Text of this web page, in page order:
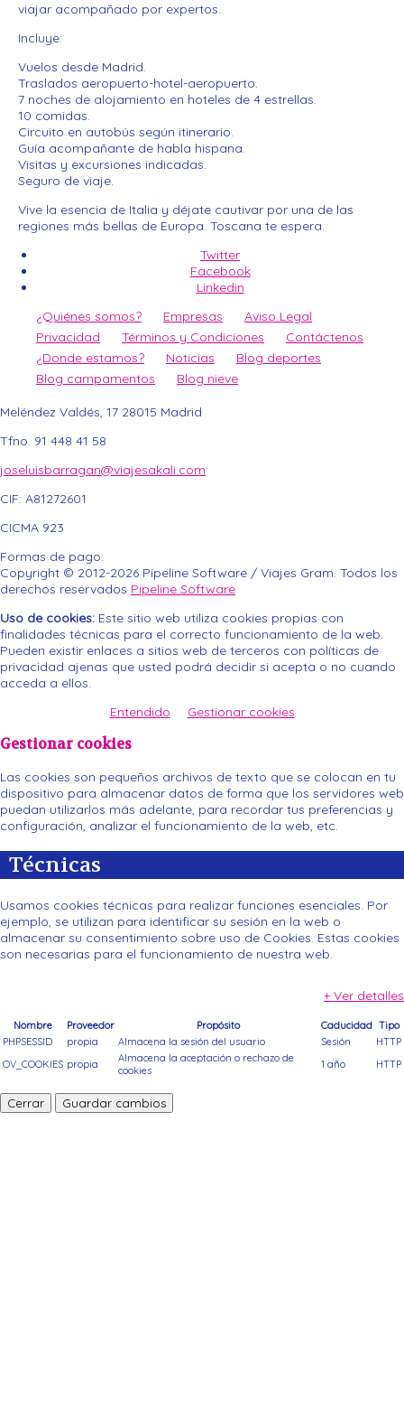
viajar acompañado por expertos.
Incluye:
Vuelos desde Madrid.
Traslados aeropuerto-hotel-aeropuerto.
7 noches de alojamiento en hoteles de 4 estrellas.
10 comidas.
Circuito en autobús según itinerario.
Guía acompañante de habla hispana.
Visitas y excursiones indicadas.
Seguro de viaje.
Vive la esencia de Italia y déjate cautivar por una de las
regiones más bellas de Europa. Toscana te espera.
Twitter
Facebook
Linkedin
¿Quiénes somos?
Empresas
Aviso Legal
Privacidad
Términos y Condiciones
Contáctenos
¿Donde estamos?
Noticias
Blog deportes
Blog campamentos
Blog nieve
Meléndez Valdés, 17 28015 Madrid
Tfno. 91 448 41 58
joseluisbarragan@viajesakali.com
CIF: A81272601
CICMA 923
Formas de pago:
Copyright © 2012-2026 Pipeline Software / Viajes Gram. Todos los
derechos reservados Pipeline Software
Uso de cookies: Este sitio web utiliza cookies propias con
finalidades técnicas para el correcto funcionamiento de la web.
Pueden existir enlaces a sitios web de terceros con políticas de
privacidad ajenas que usted podrá decidir si acepta o no cuando
acceda a ellos.
Entendido
Gestionar cookies
Gestionar cookies
Las cookies son pequeños archivos de texto que se colocan en tu
dispositivo para almacenar datos de forma que los servidores web
puedan utilizarlos más adelante, para recordar tus preferencias y
configuración, analizar el funcionamiento de la web, etc.
Técnicas
Usamos cookies técnicas para realizar funciones esenciales. Por
ejemplo, se utilizan para identificar su sesión en la web o
almacenar su consentimiento sobre uso de Cookies. Estas cookies
son necesarias para el funcionamiento de nuestra web.
+ Ver detalles
Nombre Proveedor Propósito Caducidad Tipo
PHPSESSID
propia Almacena la sesión del usuario Sesión
HTTP
OV_COOKIES propia
Almacena la aceptación o rechazo de
cookies
1 año HTTP
Cerrar Guardar cambios